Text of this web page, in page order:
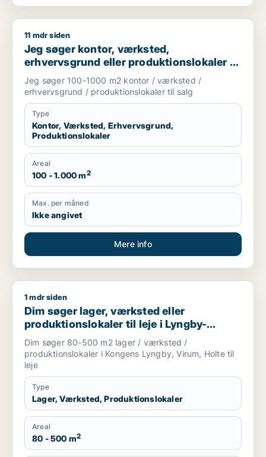
Jeg søger kontor, værksted, erhvervsgrund eller
11 mdr siden
Jeg søger kontor, værksted,
erhvervsgrund eller produktionslokaler til
salg i Storkøbenhavn
Jeg søger 100-1000 m2 kontor / værksted /
erhvervsgrund / produktionslokaler til salg
Type
Kontor, Værksted, Erhvervsgrund,
Produktionslokaler
Areal
100 - 1.000 m2
Max. per måned
Ikke angivet
Mere info
Dim søger lager, værksted eller produktionslokaler til leje i
1 mdr siden
Dim søger lager, værksted eller
produktionslokaler til leje i Lyngby-
Taarbæk eller Holte
Dim søger 80-500 m2 lager / værksted /
produktionslokaler i Kongens Lyngby, Virum, Holte til
leje
Type
Lager, Værksted, Produktionslokaler
Areal
80 - 500 m2